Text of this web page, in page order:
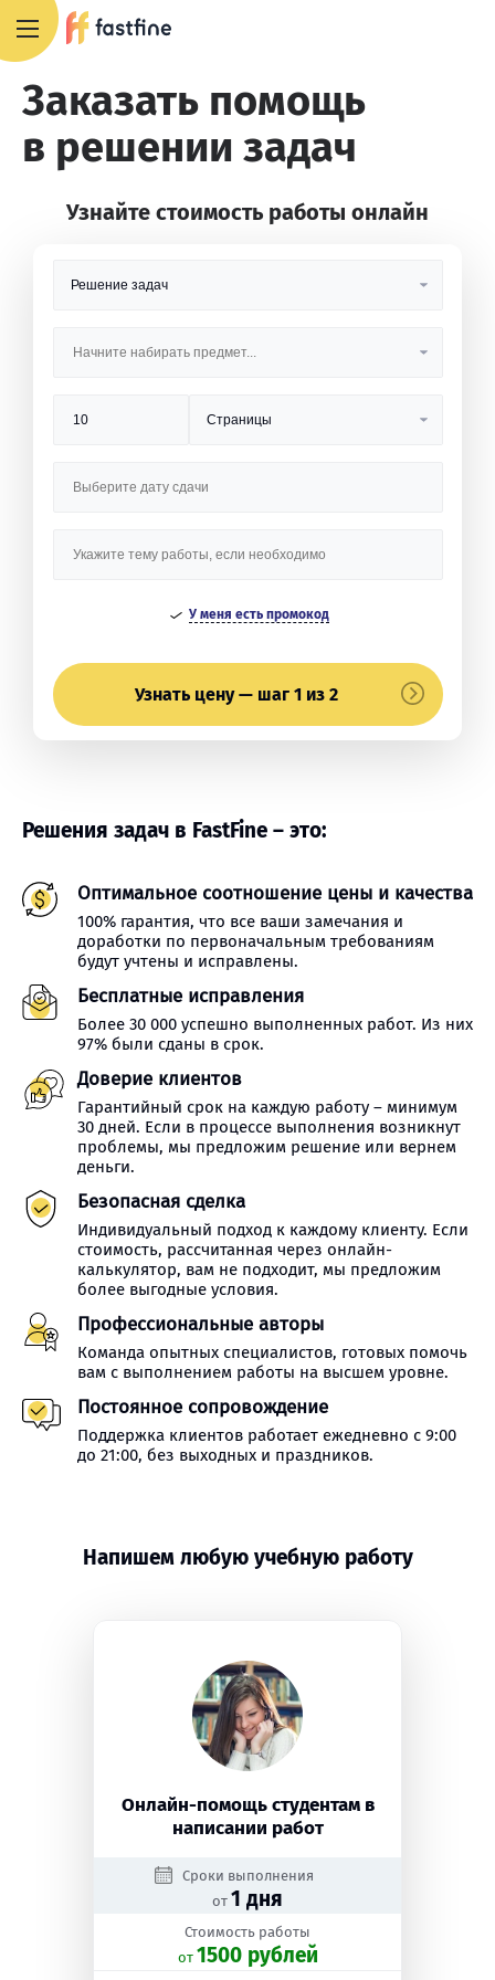
Заказать помощь
в решении задач
Узнайте стоимость работы онлайн
У меня есть промокод
Узнать цену — шаг 1 из 2
Решения задач в FastFine – это:
Оптимальное соотношение цены и качества
100% гарантия, что все ваши замечания и
доработки по первоначальным требованиям
будут учтены и исправлены.
Бесплатные исправления
Более 30 000 успешно выполненных работ. Из них
97% были сданы в срок.
Доверие клиентов
Гарантийный срок на каждую работу – минимум
30 дней. Если в процессе выполнения возникнут
проблемы, мы предложим решение или вернем
деньги.
Безопасная сделка
Индивидуальный подход к каждому клиенту. Если
стоимость, рассчитанная через онлайн-
калькулятор, вам не подходит, мы предложим
более выгодные условия.
Профессиональные авторы
Команда опытных специалистов, готовых помочь
вам с выполнением работы на высшем уровне.
Постоянное сопровождение
Поддержка клиентов работает ежедневно с 9:00
до 21:00, без выходных и праздников.
Напишем любую учебную работу
Онлайн-помощь студентам в
написании работ
Сроки выполнения
от 1 дня
Стоимость работы
oт 1500 рублей